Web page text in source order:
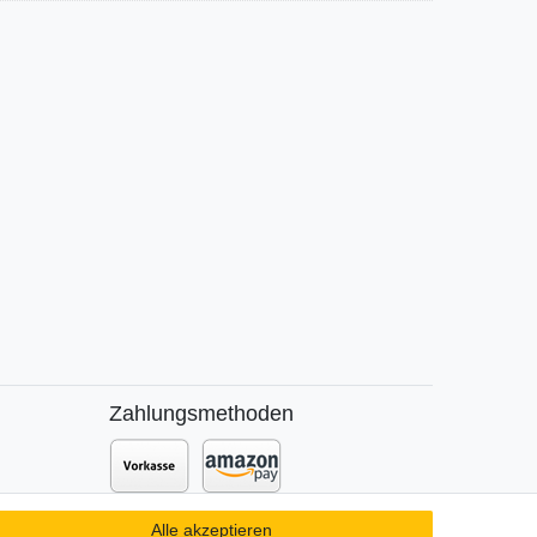
Zahlungsmethoden
Zusätzlich stehen SEPA
Alle akzeptieren